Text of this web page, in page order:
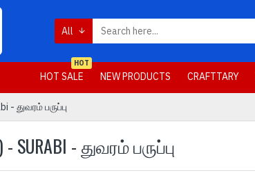
All
HOT SALE
HOT
NEW PRODUCTS CRAFTTARY
- துவரம் பருப்பு
- SURABI - துவரம் பருப்பு